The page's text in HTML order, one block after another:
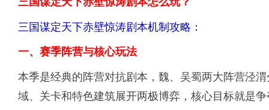
三国谋定天下赤壁惊涛剧本机制攻略：
一、赛季阵营与核心玩法
本季是经典的阵营对抗剧本，魏、吴蜀两大阵营泾
域、关卡和特色建筑展开两极博弈，核心目标就是